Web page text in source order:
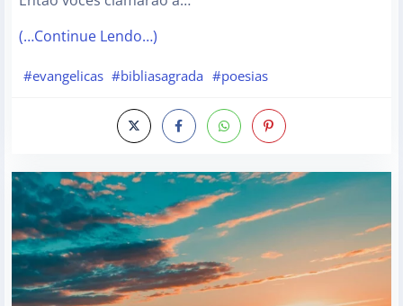
(…Continue Lendo…)
#evangelicas #bibliasagrada #poesias